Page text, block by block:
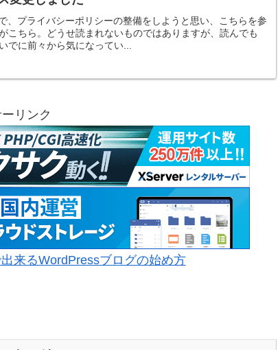
、プライバシーポリシーの整備をしようと思い、こちらを参
こちら。どうせ読まれないものではありますが、読んでも
でに前々から気になってい...
リンク
来るWordPressブログの始め方